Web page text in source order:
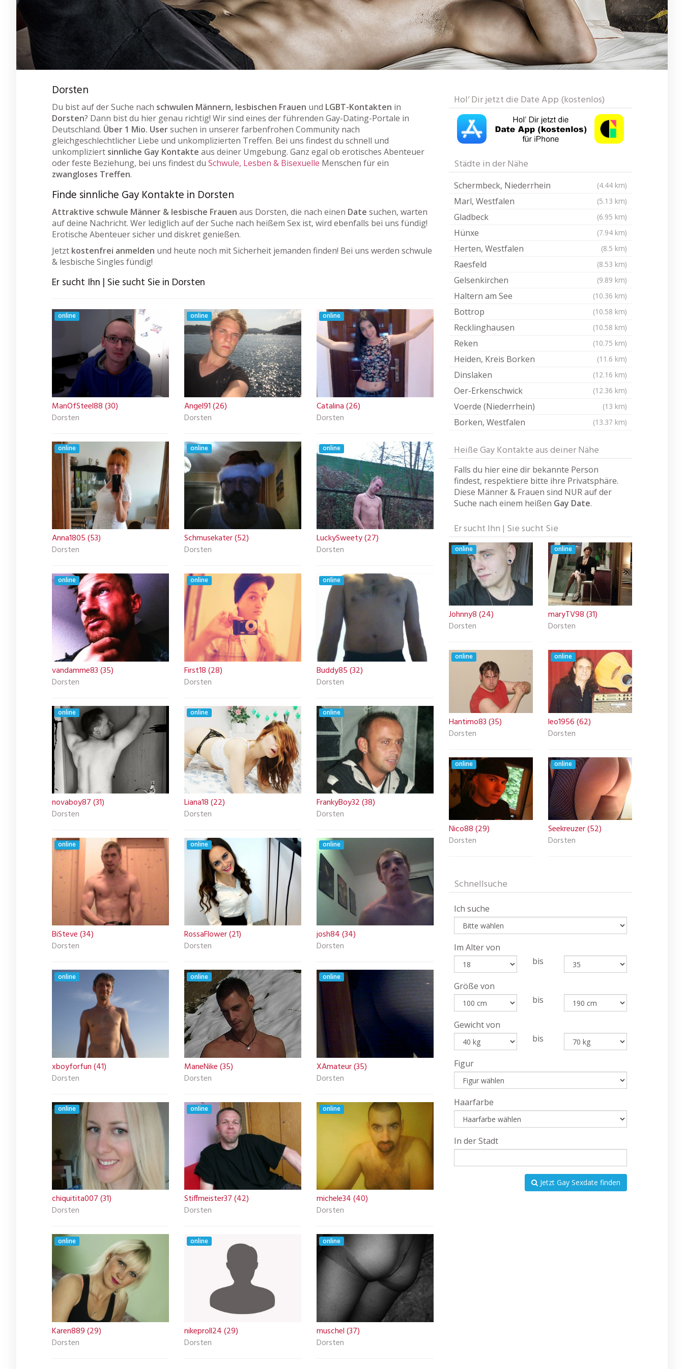
Dorsten
Du bist auf der Suche nach schwulen Männern, lesbischen Frauen und LGBT-Kontakten in
Dorsten? Dann bist du hier genau richtig! Wir sind eines der führenden Gay-Dating-Portale in
Deutschland. Über 1 Mio. Usersuchen in unserer farbenfrohen Community nach
gleichgeschlechtlicher Liebe und unkomplizierten Treffen. Bei uns findest du schnell und
unkompliziert sinnliche Gay Kontakte aus deiner Umgebung. Ganz egal ob erotisches Abenteuer
oder feste Beziehung, bei uns findest du Schwule, Lesben & Bisexuelle Menschen für ein
zwangloses Treffen.
Finde sinnliche Gay Kontakte in Dorsten
Attraktive schwule Männer & lesbische Frauen aus Dorsten, die nach einen Date suchen, warten
auf deine Nachricht. Wer lediglich auf der Suche nach heißem Sex ist, wird ebenfalls bei uns fündig!
Erotische Abenteuer sicher und diskret genießen.
Jetzt kostenfrei anmelden und heute noch mit Sicherheit jemanden finden! Bei uns werden schwule
& lesbische Singles fündig!
Er sucht Ihn | Sie sucht Sie in Dorsten
online
ManOfSteel88 (30)
Dorsten
online
Angel91 (26)
Dorsten
online
Catalina (26)
Dorsten
online
Anna1805 (53)
Dorsten
online
Schmusekater (52)
Dorsten
online
LuckySweety (27)
Dorsten
online
vandamme83 (35)
Dorsten
online
First18 (28)
Dorsten
online
Buddy85 (32)
Dorsten
online
novaboy87 (31)
Dorsten
online
Liana18 (22)
Dorsten
online
FrankyBoy32 (38)
Dorsten
online
BiSteve (34)
Dorsten
online
RossaFlower (21)
Dorsten
online
josh84 (34)
Dorsten
online
xboyforfun (41)
Dorsten
online
ManeNike (35)
Dorsten
online
XAmateur (35)
Dorsten
online
chiquitita007 (31)
Dorsten
online
Stiffmeister37 (42)
Dorsten
online
michele34 (40)
Dorsten
online
Karen889 (29)
Dorsten
online
nikeproll24 (29)
Dorsten
online
muschel (37)
Dorsten
Hol‘ Dir jetzt die Date App (kostenlos)
Städte in der Nähe
Schermbeck, Niederrhein (4.44 km)
Marl, Westfalen (5.13 km)
Gladbeck (6.95 km)
Hünxe (7.94 km)
Herten, Westfalen (8.5 km)
Raesfeld (8.53 km)
Gelsenkirchen (9.89 km)
Haltern am See (10.36 km)
Bottrop (10.58 km)
Recklinghausen (10.58 km)
Reken (10.75 km)
Heiden, Kreis Borken (11.6 km)
Dinslaken (12.16 km)
Oer-Erkenschwick (12.36 km)
Voerde (Niederrhein) (13 km)
Borken, Westfalen (13.37 km)
Heiße Gay Kontakte aus deiner Nähe
Falls du hier eine dir bekannte Person
findest, respektiere bitte ihre Privatsphäre.
Diese Männer & Frauen sind NUR auf der
Suche nach einem heißen Gay Date.
Er sucht Ihn | Sie sucht Sie
online
Johnny8 (24)
Dorsten
online
maryTV98 (31)
Dorsten
online
Hantimo83 (35)
Dorsten
online
leo1956 (62)
Dorsten
online
Nico88 (29)
Dorsten
online
Seekreuzer (52)
Dorsten
Schnellsuche
Ich suche
Im Alter von
bis
Größe von
bis
Gewicht von
bis
Figur
Haarfarbe
In der Stadt
Jetzt Gay Sexdate finden